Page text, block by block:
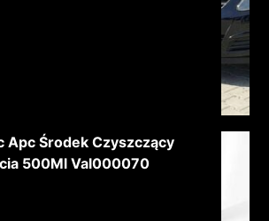
Apc Środek Czyszczący
500Ml Val000070